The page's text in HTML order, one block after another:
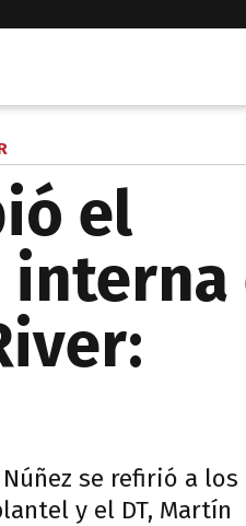
el
se refirió a los
y el DT, Martín